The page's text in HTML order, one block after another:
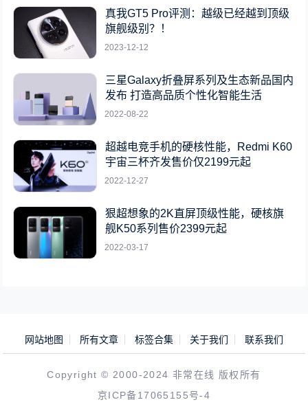
真我GT5 Pro评测：越级已经越到顶级
旗舰级别？！
2023-12-12
三星Galaxy折叠屏系列及生态新品国内
发布 打造高品质个性化智能生活
2022-08-22
超越电竞手机的硬核性能，Redmi K60
宇宙三杯齐发售价仅2199元起
2022-12-27
狠超想象的2K直屏顶级性能，硬核旗
舰K50系列售价2399元起
2022-03-17
网站地图 所有文章 标签合集 关于我们 联系我们
Copyright © 2000-2024 非常在线 版权所有
京ICP备17065155号-4